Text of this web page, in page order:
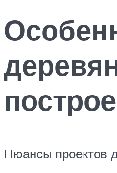
Нюансы проектов